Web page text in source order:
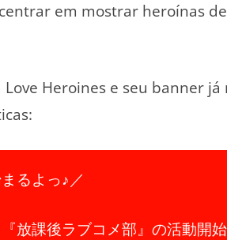
em mostrar heroínas
Love Heroines e seu banner
るよっ♪／
放課後ラブコメ部』の活動開始